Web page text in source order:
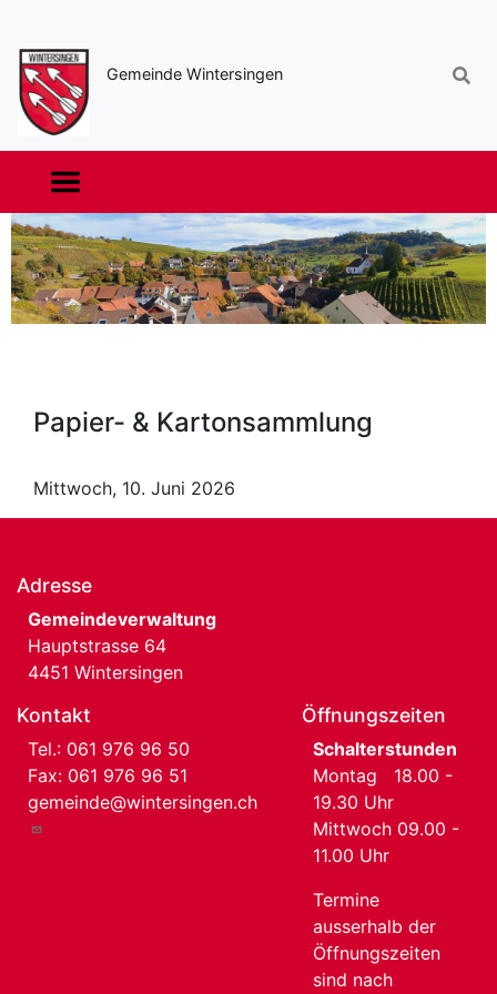
Gemeinde Wintersingen
Navigation
Papier- & Kartonsammlung
Mittwoch, 10. Juni 2026
Adresse
Gemeindeverwaltung
Hauptstrasse 64
4451 Wintersingen
Kontakt
Tel.: 061 976 96 50
Fax: 061 976 96 51
gemeinde@wintersingen.ch
Öffnungszeiten
Schalterstunden
Montag 18.00 -
19.30 Uhr
Mittwoch 09.00 -
11.00 Uhr
Termine
ausserhalb der
Öffnungszeiten
sind nach